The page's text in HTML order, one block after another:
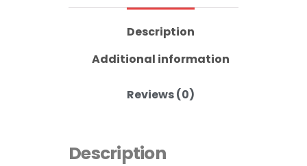
Description
Additional information
Reviews (0)
Description